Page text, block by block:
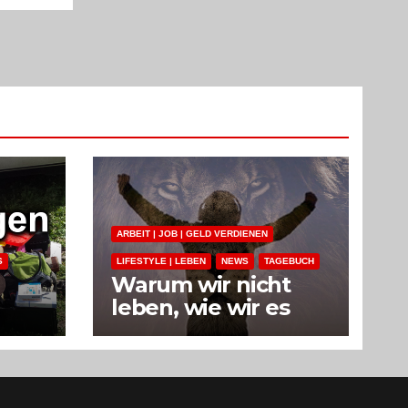
ARBEIT | JOB | GELD VERDIENEN
LIFESTYLE | LEBEN NEWS TAGEBUCH
Warum wir nicht
leben, wie wir es
uns wünschen.